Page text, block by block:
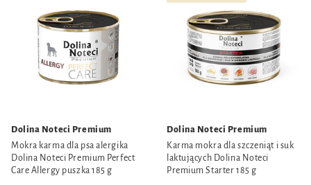
Dolina Noteci Premium
Mokra karma dla psa alergika
Dolina Noteci Premium Perfect
Care Allergy puszka 185 g
Dolina Noteci Premium
Karma mokra dla szczeniąt i suk
laktujących Dolina Noteci
Premium Starter 185 g